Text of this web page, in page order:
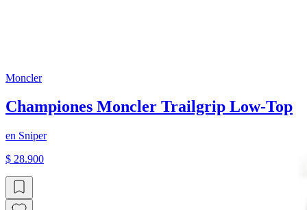
Moncler
Championes Moncler Trailgrip Low-Top
en Sniper
$ 28.900